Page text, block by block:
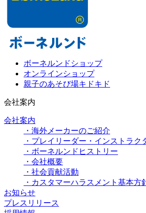
ボーネルンドショップ
オンラインショップ
親子のあそび場キドキド
会社案内
会社案内
・海外メーカーのご紹介
・プレイリーダー・インストラク
・ボーネルンドヒストリー
・会社概要
・社会貢献活動
・カスタマーハラスメント基本方
お知らせ
プレスリリース